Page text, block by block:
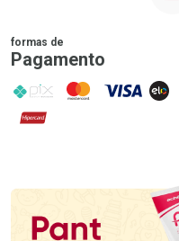
formas de
Pagamento
PIX MasterCard
VISA ELO
Hipercard